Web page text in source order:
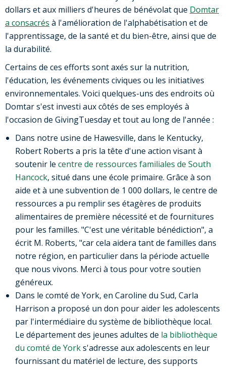
dollars et aux milliers d'heures de bénévolat que Domtar
a consacrés à l'amélioration de l'alphabétisation et de
l'apprentissage, de la santé et du bien-être, ainsi que de
la durabilité.
Certains de ces efforts sont axés sur la nutrition,
l'éducation, les événements civiques ou les initiatives
environnementales. Voici quelques-uns des endroits où
Domtar s'est investi aux côtés de ses employés à
l'occasion de GivingTuesday et tout au long de l'année :
Dans notre usine de Hawesville, dans le Kentucky,
Robert Roberts a pris la tête d'une action visant à
soutenir le centre de ressources familiales de South
Hancock, situé dans une école primaire. Grâce à son
aide et à une subvention de 1 000 dollars, le centre de
ressources a pu remplir ses étagères de produits
alimentaires de première nécessité et de fournitures
pour les familles. "C'est une véritable bénédiction", a
écrit M. Roberts, "car cela aidera tant de familles dans
notre région, en particulier dans la période actuelle
que nous vivons. Merci à tous pour votre soutien
généreux.
Dans le comté de York, en Caroline du Sud, Carla
Harrison a proposé un don pour aider les adolescents
par l'intermédiaire du système de bibliothèque local.
Le département des jeunes adultes de la bibliothèque
du comté de Yorks'adresse aux adolescents en leur
fournissant du matériel de lecture, des supports